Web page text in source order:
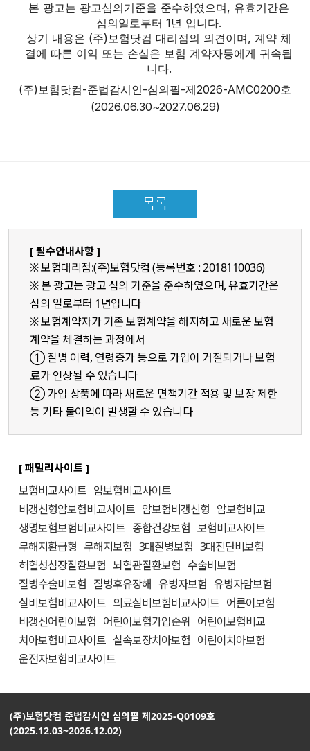
본 광고는 광고심의기준을 준수하였으며, 유효기간은
심의일로부터 1년 입니다.
상기 내용은 (주)보험닷컴 대리점의 의견이며, 계약 체
결에 따른 이익 또는 손실은 보험 계약자등에게 귀속됩
니다.
(주)보험닷컴-준법감시인-심의필-제2026-AMC0200호
(2026.06.30~2027.06.29)
목록
[ 필수안내사항 ]
※ 보험대리점:(주)보험닷컴 (등록번호 : 2018110036)
※ 본 광고는 광고 심의 기준을 준수하였으며, 유효기간은
심의 일로부터 1년입니다
※ 보험계약자가 기존 보험계약을 해지하고 새로운 보험
계약을 체결하는 과정에서
① 질병 이력, 연령증가 등으로 가입이 거절되거나 보험
료가 인상될 수 있습니다
② 가입 상품에 따라 새로운 면책기간 적용 및 보장 제한
등 기타 불이익이 발생할 수 있습니다
[ 패밀리사이트 ]
보험비교사이트 암보험비교사이트
비갱신형암보험비교사이트 암보험비갱신형 암보험비교
생명보험보험비교사이트 종합건강보험 보험비교사이트
무해지환급형 무해지보험 3대질병보험 3대진단비보험
허혈성심장질환보험 뇌혈관질환보험 수술비보험
질병수술비보험 질병후유장해 유병자보험 유병자암보험
실비보험비교사이트 의료실비보험비교사이트 어른이보험
비갱신어린이보험 어린이보험가입순위 어린이보험비교
치아보험비교사이트 실속보장치아보험 어린이치아보험
운전자보험비교사이트
(주)보험닷컴 준법감시인 심의필 제2025-Q0109호
(2025.12.03~2026.12.02)